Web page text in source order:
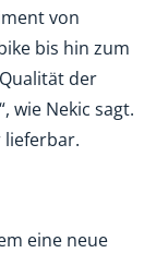
von
bis hin zum
der
wie Nekic sagt.
lieferbar.
eine neue